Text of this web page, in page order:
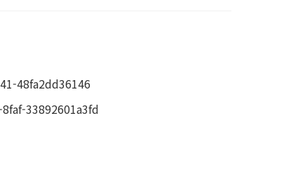
48fa2dd36146
33892601a3fd